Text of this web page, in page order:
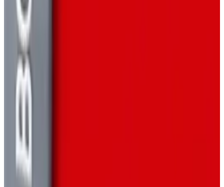
GAME BOY ADVANCE
2022
Pokémon Radical Red
Pokémon Radical Red — фанатский хак-мод повышенной
сложности для Pokémon FireRed, добавляющий
множество современных механик и улучшений качества
жизни. Действие разворачивается в Канто и на
обновлёнными боевыми системами и несколькими
способами настроить уровень испытания.
GAME BOY ADVANCE